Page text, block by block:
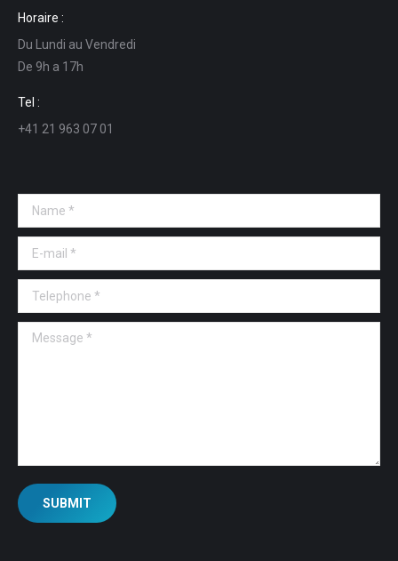
opens
in
new
window
opens
in
new
in
in
Horaire :
Du Lundi au Vendredi
De 9h a 17h
Tel :
+41 21 963 07 01
Name *
E-mail *
Telephone *
Message *
SUBMIT